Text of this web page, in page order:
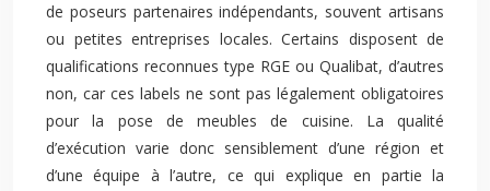
de poseurs partenaires indépendants, souvent artisans
ou petites entreprises locales. Certains disposent de
qualifications reconnues type RGE ou Qualibat, d’autres
non, car ces labels ne sont pas légalement obligatoires
pour la pose de meubles de cuisine. La qualité
d’exécution varie donc sensiblement d’une région et
d’une équipe à l’autre, ce qui explique en partie la